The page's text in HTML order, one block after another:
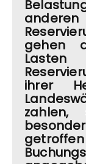
gehen
ihrer